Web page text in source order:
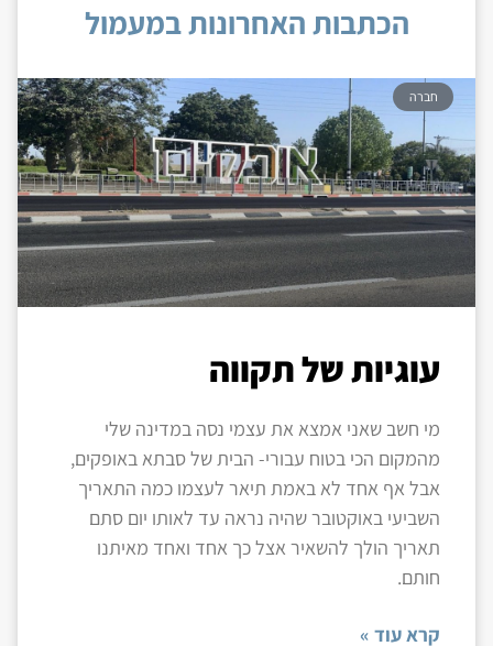
הכתבות האחרונות במעמול
חברה
עוגיות של תקווה
מי חשב שאני אמצא את עצמי נסה במדינה שלי
מהמקום הכי בטוח עבורי- הבית של סבתא באופקים,
אבל אף אחד לא באמת תיאר לעצמו כמה התאריך
השביעי באוקטובר שהיה נראה עד לאותו יום סתם
תאריך הולך להשאיר אצל כך אחד ואחד מאיתנו
חותם.
קרא עוד »